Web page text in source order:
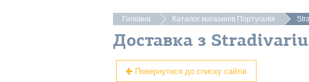
Головна Каталог магазинів Португалія
Доставка з
Повернутися до списку сайтів